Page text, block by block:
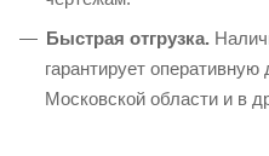
Быстрая отгрузка.
гарантирует
Московской области и в